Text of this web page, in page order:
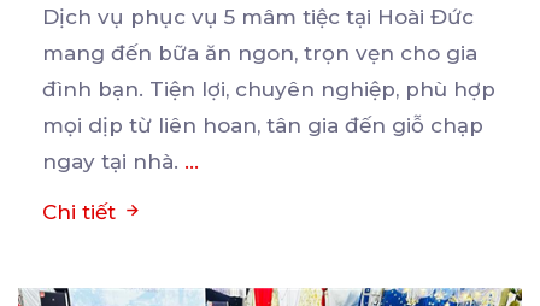
Dịch vụ phục vụ 5 mâm tiệc tại Hoài Đức
mang đến bữa ăn ngon, trọn vẹn cho gia
đình bạn. Tiện lợi, chuyên nghiệp, phù hợp
mọi dịp từ liên hoan, tân gia đến giỗ chạp
ngay tại nhà. ...
Chi tiết